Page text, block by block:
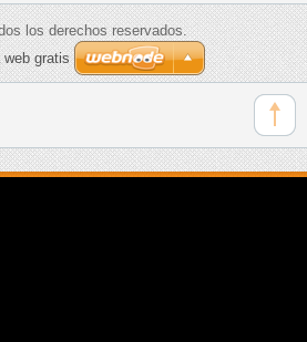
los derechos reservados.
web gratis